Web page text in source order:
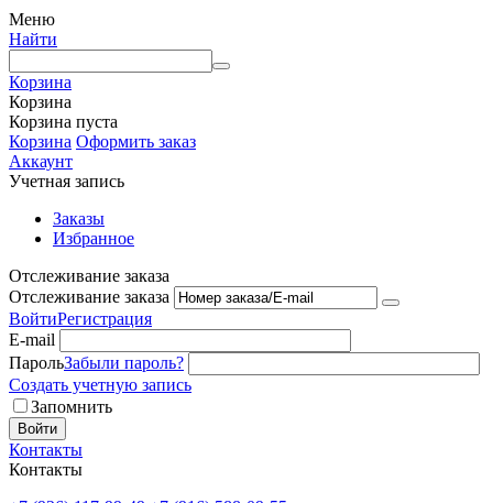
Меню
Найти
Корзина
Корзина
Корзина пуста
Корзина Оформить заказ
Аккаунт
Учетная запись
Заказы
Избранное
Отслеживание заказа
Отслеживание заказа
ВойтиРегистрация
E-mail
ПарольЗабыли пароль?
Создать учетную запись
Запомнить
Войти
Контакты
Контакты